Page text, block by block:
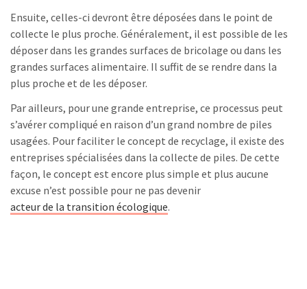
Ensuite, celles-ci devront être déposées dans le point de
collecte le plus proche. Généralement, il est possible de les
déposer dans les grandes surfaces de bricolage ou dans les
grandes surfaces alimentaire. Il suffit de se rendre dans la
plus proche et de les déposer.
Par ailleurs, pour une grande entreprise, ce processus peut
s’avérer compliqué en raison d’un grand nombre de piles
usagées. Pour faciliter le concept de recyclage, il existe des
entreprises spécialisées dans la collecte de piles. De cette
façon, le concept est encore plus simple et plus aucune
excuse n’est possible pour ne pas devenir
acteur de la transition écologique.